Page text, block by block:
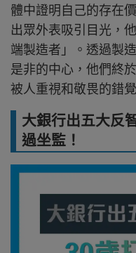
體中證明自己的存在
出眾外表吸引目光，
端製造者」。透過製
是非的中心，他們終
被人重視和敬畏的錯覺
大銀行出五大反
過坐監！